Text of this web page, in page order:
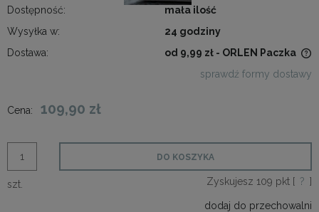
Dostępność:
mała ilość
Wysyłka w:
24 godziny
Dostawa:
od 9,99 zł - ORLEN Paczka
sprawdź formy dostawy
Cena: 109,90 zł
szt.
DO KOSZYKA
Zyskujesz 109 pkt [ ? ]
dodaj do przechowalni